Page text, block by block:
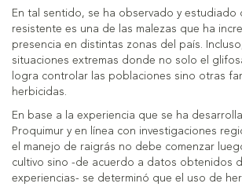
En tal sentido, se ha observado y estudiado
resistente es una de las malezas que ha
presencia en distintas zonas del país.
situaciones extremas donde no solo el
logra controlar las poblaciones sino otras
herbicidas.
En base a la experiencia que se ha
Proquimur y en línea con investigaciones
el manejo de raigrás no debe comenzar
cultivo sino -de acuerdo a datos obtenidos
experiencias- se determinó que el uso de